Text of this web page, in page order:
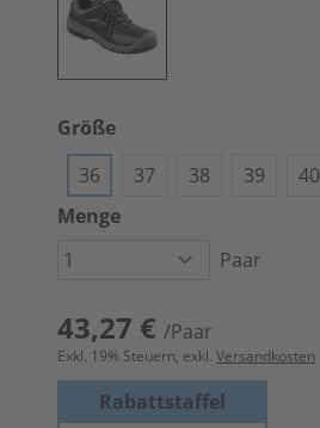
Größe
36
37 38 39 40
Menge
Paar
43,27 € /Paar
Exkl. 19% Steuern, exkl. Versandkosten
Rabattstaffel